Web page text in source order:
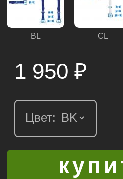
BL CL
1 950 ₽
Цвет: